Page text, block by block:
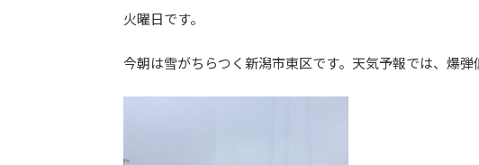
時
火曜日です。
今朝は雪がちらつく新潟市東区です。天気予報では、爆弾